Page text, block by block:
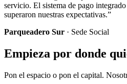
servicio. El sistema de pago
superaron nuestras expectativas.”
Parqueadero Sur · Sede Social
Empieza por donde
Pon el espacio o pon el capital.